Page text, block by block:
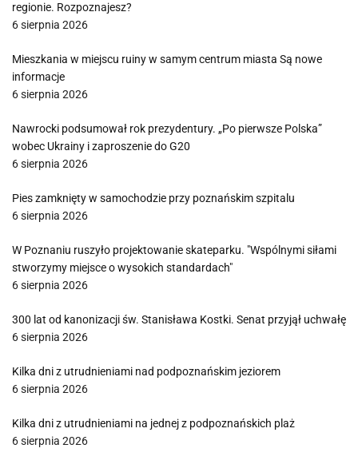
regionie. Rozpoznajesz?
6 sierpnia 2026
Mieszkania w miejscu ruiny w samym centrum miasta Są nowe
informacje
6 sierpnia 2026
Nawrocki podsumował rok prezydentury. „Po pierwsze Polska”
wobec Ukrainy i zaproszenie do G20
6 sierpnia 2026
Pies zamknięty w samochodzie przy poznańskim szpitalu
6 sierpnia 2026
W Poznaniu ruszyło projektowanie skateparku. "Wspólnymi siłami
stworzymy miejsce o wysokich standardach"
6 sierpnia 2026
300 lat od kanonizacji św. Stanisława Kostki. Senat przyjął uchwałę
6 sierpnia 2026
Kilka dni z utrudnieniami nad podpoznańskim jeziorem
6 sierpnia 2026
Kilka dni z utrudnieniami na jednej z podpoznańskich plaż
6 sierpnia 2026